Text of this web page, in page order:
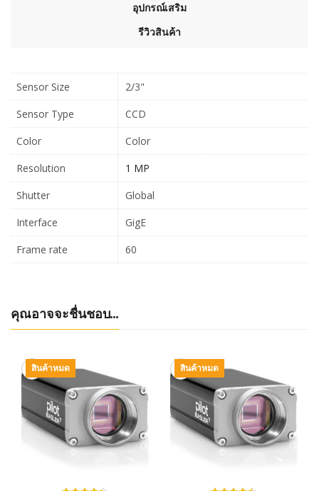
อุปกรณ์เสริม
รีวิวสินค้า
Sensor Size
2/3"
Sensor Type
CCD
Color
Color
Resolution
1 MP
Shutter
Global
Interface
GigE
Frame rate
60
คุณอาจจะชื่นชอบ…
สินค้าหมด สินค้าหมด